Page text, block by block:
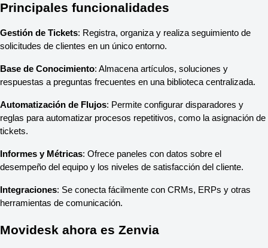
Principales funcionalidades
Gestión de Tickets: Registra, organiza y realiza seguimiento de
solicitudes de clientes en un único entorno.
Base de Conocimiento: Almacena artículos, soluciones y
respuestas a preguntas frecuentes en una biblioteca centralizada.
Automatización de Flujos: Permite configurar disparadores y
reglas para automatizar procesos repetitivos, como la asignación de
tickets.
Informes y Métricas: Ofrece paneles con datos sobre el
desempeño del equipo y los niveles de satisfacción del cliente.
Integraciones: Se conecta fácilmente con CRMs, ERPs y otras
herramientas de comunicación.
Movidesk ahora es Zenvia